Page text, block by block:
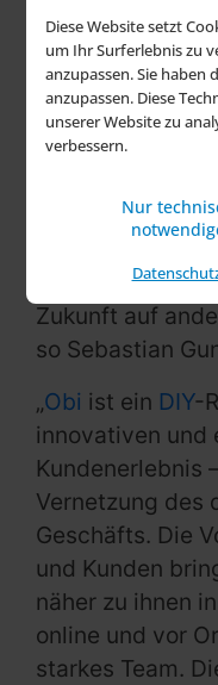
Diese Website setzt
um Ihr Surferlebnis zu
anzupassen. Sie haben
anzupassen. Diese
unserer Website zu
verbessern.
Nur
und Kollegen
Willkommen bei
Gundel, Chief
„Ich danke
Bund für eine
die von
Erfolg geprägt
Zukunft auf
so Sebastian
„Obi ist ein DIY-
innovativen und
Kundenerlebnis
Vernetzung des
Geschäfts. Die
und Kunden
näher zu ihnen
online und vor
starkes Team.